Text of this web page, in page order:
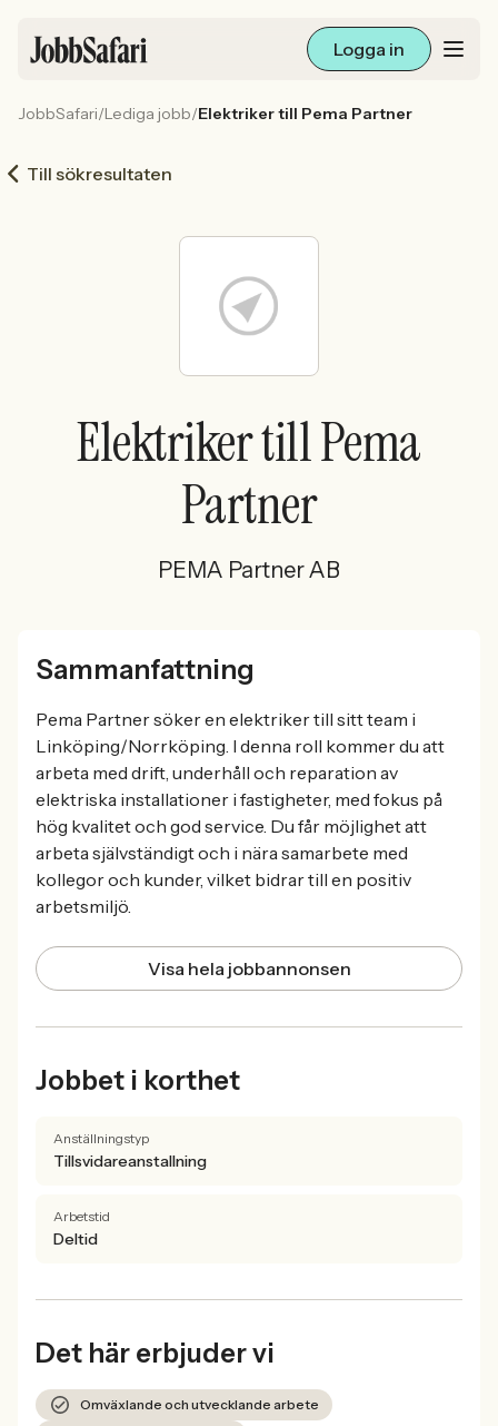
Logga in
Arbetsliv och karriär
För arbetsgivare
Sök med AI
Ny här? Skapa konto
JobbSafari/Lediga jobb/Elektriker till Pema Partner
Till sökresultaten
Elektriker till Pema
Partner
PEMA Partner AB
Sammanfattning
Pema Partner söker en elektriker till sitt team i
Linköping/Norrköping. I denna roll kommer du att
arbeta med drift, underhåll och reparation av
elektriska installationer i fastigheter, med fokus på
hög kvalitet och god service. Du får möjlighet att
arbeta självständigt och i nära samarbete med
kollegor och kunder, vilket bidrar till en positiv
arbetsmiljö.
Visa hela jobbannonsen
Jobbet i korthet
Anställningstyp
Tillsvidareanstallning
Arbetstid
Deltid
Det här erbjuder vi
Omväxlande och utvecklande arbete